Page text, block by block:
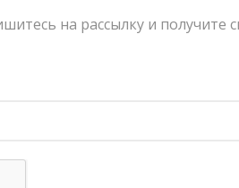
Тип товара:Брюки
на рассылку и получите